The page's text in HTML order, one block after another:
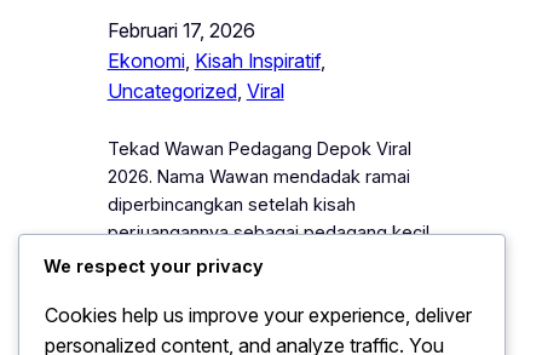
Februari 17, 2026
Ekonomi, Kisah Inspiratif
Uncategorized, Viral
Tekad Wawan Pedagang Depok Viral
2026. Nama Wawan mendadak ramai
diperbincangkan setelah kisah
perjuangannya sebagai pedagang kecil
di Depok viral pada 2026. Setiap hari, ia
sejak pagi, menyapa pelanggan
dengan ramah, dan tetap tersenyum
We respect your privacy
Cookies help us improve your experience, deliver
personalized content, and analyze traffic. You